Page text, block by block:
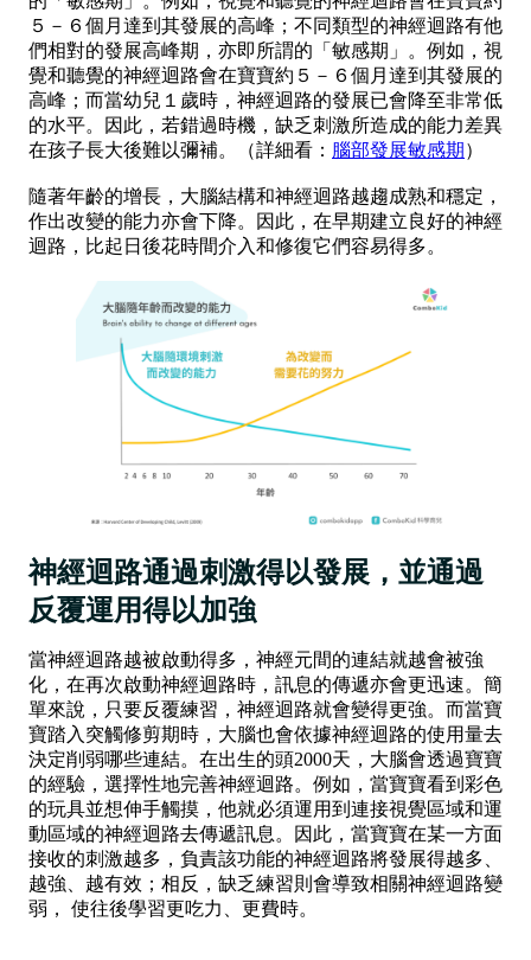
５－６個月達到其發展的高峰；不同類型的神經迴路有他
們相對的發展高峰期，亦即所謂的「敏感期」。例如，視
覺和聽覺的神經迴路會在寶寶約５－６個月達到其發展的
高峰；而當幼兒１歲時，神經迴路的發展已會降至非常低
的水平。因此，若錯過時機，缺乏刺激所造成的能力差異
在孩子長大後難以彌補。（詳細看： 腦部發展敏感期 ）
隨著年齡的增長，大腦結構和神經迴路越趨成熟和穩定，
作出改變的能力亦會下降。因此，在早期建立良好的神經
迴路，比起日後花時間介入和修復它們容易得多。
神經迴路通過刺激得以發展，並通過
反覆運用得以加強
當神經迴路越被啟動得多，神經元間的連結就越會被強
化，在再次啟動神經迴路時，訊息的傳遞亦會更迅速。簡
單來說，只要反覆練習，神經迴路就會變得更強。而當寶
寶踏入突觸修剪期時，大腦也會依據神經迴路的使用量去
決定削弱哪些連結。在出生的頭2000天，大腦會透過寶寶
的經驗，選擇性地完善神經迴路。例如，當寶寶看到彩色
的玩具並想伸手觸摸，他就必須運用到連接視覺區域和運
動區域的神經迴路去傳遞訊息。因此，當寶寶在某一方面
接收的刺激越多，負責該功能的神經迴路將發展得越多、
越強、越有效；相反，缺乏練習則會導致相關神經迴路變
弱， 使往後學習更吃力、更費時。